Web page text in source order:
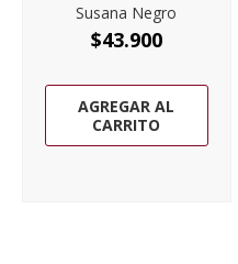
Susana Negro
$43.900
AGREGAR AL
CARRITO